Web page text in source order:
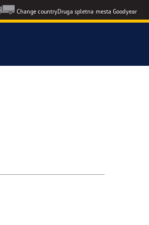
Change countryDruga spletna mesta Goodyear